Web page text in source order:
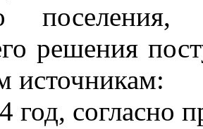
решения
источникам:
год,